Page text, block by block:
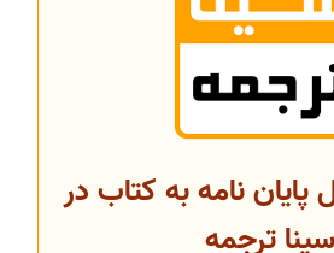
نامه به کتاب در
سینا ترجمه